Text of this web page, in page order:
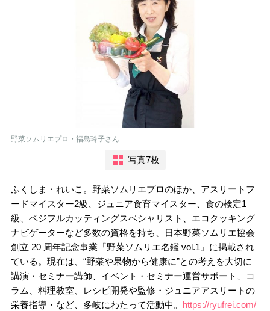
野菜ソムリエプロ・福島玲子さん
写真7枚
ふくしま・れいこ。野菜ソムリエプロのほか、アスリートフ
ードマイスター2級、ジュニア食育マイスター、食の検定1
級、ベジフルカッティングスペシャリスト、エコクッキング
ナビゲーターなど多数の資格を持ち、日本野菜ソムリエ協会
創立 20 周年記念事業『野菜ソムリエ名鑑 vol.1』に掲載され
ている。現在は、“野菜や果物から健康に”との考えを大切に
講演・セミナー講師、イベント・セミナー運営サポート、コ
ラム、料理教室、レシピ開発や監修・ジュニアアスリートの
栄養指導・など、多岐にわたって活動中。 https://ryufrei.com/